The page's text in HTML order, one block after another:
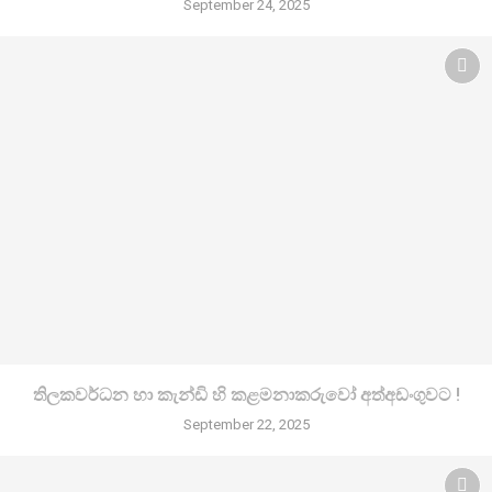
September 24, 2025
තිලකවර්ධන හා කැන්ඩි හි කළමනාකරුවෝ අත්අඩංගුවට !
September 22, 2025